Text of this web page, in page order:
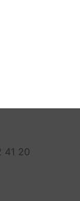
41 20